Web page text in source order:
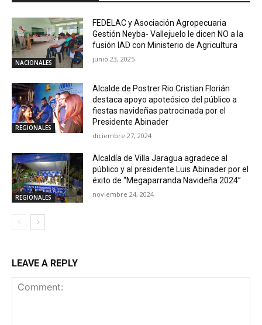
NACIONALES
FEDELAC y Asociación Agropecuaria
Gestión Neyba- Vallejuelo le dicen NO a la
fusión IAD con Ministerio de Agricultura
junio 23, 2025
REGIONALES
Alcalde de Postrer Rio Cristian Florián
destaca apoyo apoteósico del público a
fiestas navideñas patrocinada por el
Presidente Abinader
diciembre 27, 2024
REGIONALES
Alcaldía de Villa Jaragua agradece al
público y al presidente Luis Abinader por el
éxito de “Megaparranda Navideña 2024”
noviembre 24, 2024
LEAVE A REPLY